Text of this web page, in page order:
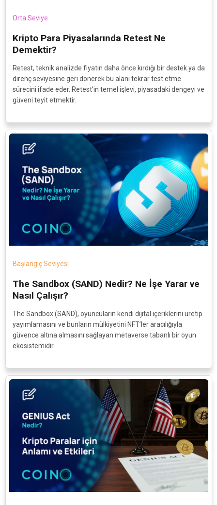
Orta Seviye
Kripto Para Piyasalarında Retest Ne
Demektir?
Retest, teknik analizde fiyatın daha önce kırdığı bir destek ya da
direnç seviyesine geri dönerek bu alanı tekrar test etme
sürecini ifade eder. Retest’in temel işlevi, piyasadaki dengeyi ve
güveni teyit etmektir.
Başlangıç Seviyesi
The Sandbox (SAND) Nedir? Ne İşe Yarar ve
Nasıl Çalışır?
The Sandbox (SAND), oyuncuların kendi dijital içeriklerini üretip
yayımlamasını ve bunların mülkiyetini NFT’ler aracılığıyla
güvence altına almasını sağlayan metaverse tabanlı bir oyun
ekosistemidir.